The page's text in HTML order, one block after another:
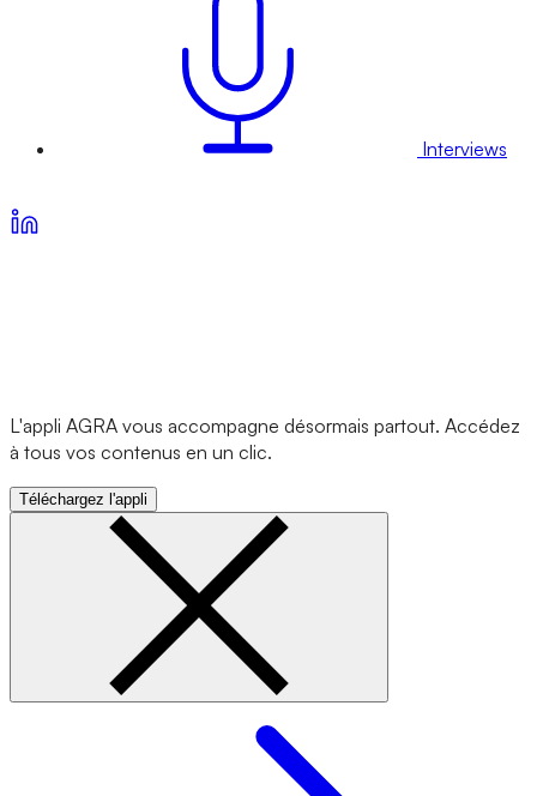
Interviews
L'appli AGRA vous accompagne désormais partout. Accédez
à tous vos contenus en un clic.
Téléchargez l'appli